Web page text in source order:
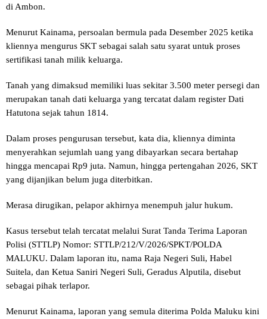
di Ambon.
Menurut Kainama, persoalan bermula pada Desember 2025 ketika
kliennya mengurus SKT sebagai salah satu syarat untuk proses
sertifikasi tanah milik keluarga.
Tanah yang dimaksud memiliki luas sekitar 3.500 meter persegi dan
merupakan tanah dati keluarga yang tercatat dalam register Dati
Hatutona sejak tahun 1814.
Dalam proses pengurusan tersebut, kata dia, kliennya diminta
menyerahkan sejumlah uang yang dibayarkan secara bertahap
hingga mencapai Rp9 juta. Namun, hingga pertengahan 2026, SKT
yang dijanjikan belum juga diterbitkan.
Merasa dirugikan, pelapor akhirnya menempuh jalur hukum.
Kasus tersebut telah tercatat melalui Surat Tanda Terima Laporan
Polisi (STTLP) Nomor: STTLP/212/V/2026/SPKT/POLDA
MALUKU. Dalam laporan itu, nama Raja Negeri Suli, Habel
Suitela, dan Ketua Saniri Negeri Suli, Geradus Alputila, disebut
sebagai pihak terlapor.
Menurut Kainama, laporan yang semula diterima Polda Maluku kini